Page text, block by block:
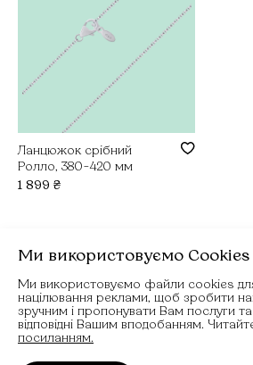
Ланцюжок срібний
Ролло, 380-420 мм
1 899 ₴
+ 38
Ми використовуємо Cookies
Ми використовуємо файли cookies
націлювання реклами, щоб зробити
зручним і пропонувати Вам послуги
відповідні Вашим вподобанням.
посиланням.